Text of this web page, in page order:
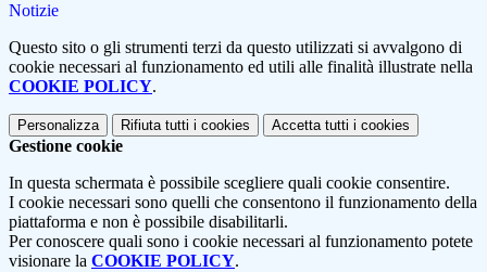
Notizie
Questo sito o gli strumenti terzi da questo utilizzati si avvalgono di
cookie necessari al funzionamento ed utili alle finalità illustrate nella
COOKIE POLICY.
Personalizza Rifiuta tutti i cookies Accetta tutti i cookies
Gestione cookie
In questa schermata è possibile scegliere quali cookie consentire.
I cookie necessari sono quelli che consentono il funzionamento della
piattaforma e non è possibile disabilitarli.
Per conoscere quali sono i cookie necessari al funzionamento potete
visionare la COOKIE POLICY.